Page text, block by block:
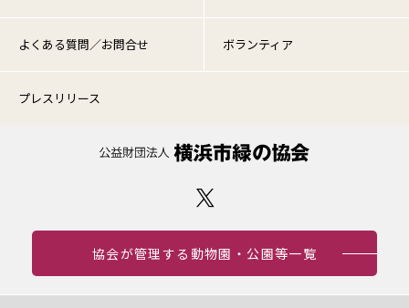
よくある質問／お問合せ ボランティア
プレスリリース
協会が管理する動物園・公園等一覧